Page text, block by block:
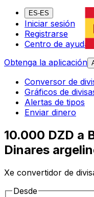
ES-ES
Iniciar sesión
Registrarse
Centro de ayuda
Obtenga la aplicación
Conversor de
Gráficos de
Alertas de tipos
Enviar dinero
10.000 DZD a
Dinares
Xe convertidor de
Desde